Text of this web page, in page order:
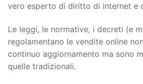
vero esperto di diritto di internet e
Le leggi, le normative, i decreti (e
regolamentano le vendite online
continuo aggiornamento ma sono
quelle tradizionali.